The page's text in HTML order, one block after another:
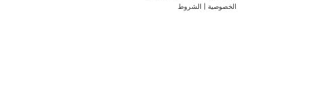
الخصوصية | الشروط